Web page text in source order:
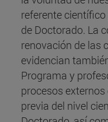
referente
de Doctorado. La
renovación de las
evidencian
Programa y
procesos
previa del nivel